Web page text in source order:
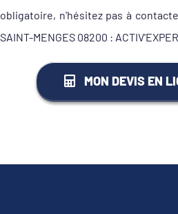
obligatoire, n'hésitez pas à
SAINT-MENGES 08200 :
MON DEVIS EN